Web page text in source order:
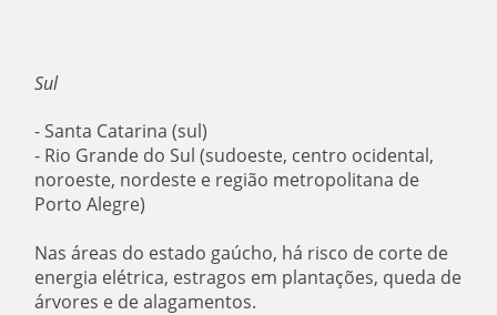
Sul
- Santa Catarina (sul)
- Rio Grande do Sul (sudoeste, centro ocidental,
noroeste, nordeste e região metropolitana de
Porto Alegre)
Nas áreas do estado gaúcho, há risco de corte de
energia elétrica, estragos em plantações, queda de
árvores e de alagamentos.